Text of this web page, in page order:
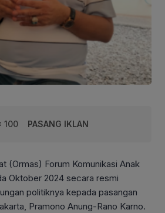
100 PASANG IKLAN
(Ormas) Forum Komunikasi Anak
Oktober 2024 secara resmi
politiknya kepada pasangan
Pramono Anung-Rano Karno.